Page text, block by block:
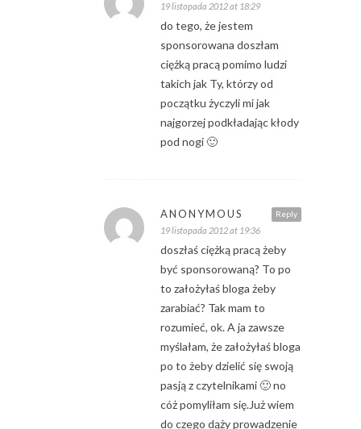
19 listopada 2012 at 18:29
do tego, że jestem
sponsorowana doszłam
ciężką pracą pomimo ludzi
takich jak Ty, którzy od
początku życzyli mi jak
najgorzej podkładając kłody
pod nogi 🙂
Reply
ANONYMOUS
19 listopada 2012 at 19:36
doszłaś ciężką pracą żeby
być sponsorowaną? To po
to założyłaś bloga żeby
zarabiać? Tak mam to
rozumieć, ok. A ja zawsze
myślałam, że założyłaś bloga
po to żeby dzielić się swoją
pasją z czytelnikami 🙂 no
cóż pomyliłam się.Już wiem
do czego dąży prowadzenie